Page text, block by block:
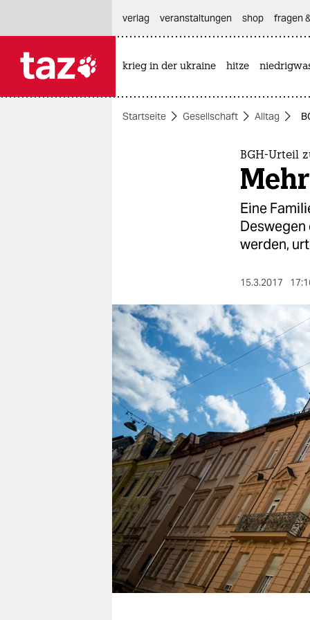
themen
berlin
nord
wahrheit
verlag
verlag
veranstaltungen
shop
fragen & hilfe
unterstützen
abo
genossenschaft
verlag
veranstaltungen shop fragen
krieg in der ukraine hitze
Startseite Gesellschaft Alltag
BGH-Urteil
Eine
werden,
15.3.2017